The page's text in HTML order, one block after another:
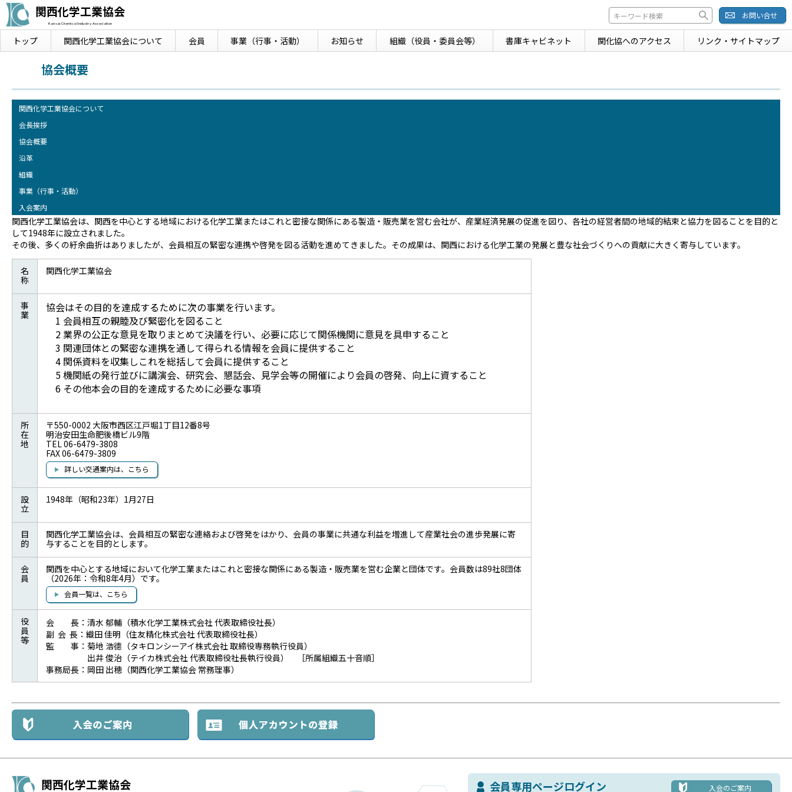
関西化学工業協会
Kansai Chemical Industry Association
トップ 関西化学工業協会について 会員 事業 （行事・活動） お知らせ 組織（役員・委員会等） 書庫キャビネット 関化協へのアクセス リンク・ サイトマップ
お問い合せ
協会概要
関西化学工業協会について
会長挨拶
協会概要
沿革
組織
事業（行事・活動）
入会案内
関西化学工業協会は、関西を中心とする地域における化学工業またはこれと密接な関係にある製造・販売業を営む会社が、産業経済発展の促進を図り、各社の経営者間の地域的結束と協力を図ることを目的と
して1948年に設立されました。
その後、多くの紆余曲折はありましたが、会員相互の緊密な連携や啓発を図る活動を進めてきました。その成果は、関西における化学工業の発展と豊な社会づくりへの貢献に大きく寄与しています。
名
称
関西化学工業協会
事
業
協会はその目的を達成するために次の事業を行います。
1 会員相互の親睦及び緊密化を図ること
2 業界の公正な意見を取りまとめて決議を行い、必要に応じて関係機関に意見を具申すること
3 関連団体との緊密な連携を通して得られる情報を会員に提供すること
4 関係資料を収集しこれを総括して会員に提供すること
5 機関紙の発行並びに講演会、研究会、懇話会、見学会等の開催により会員の啓発、向上に資すること
6 その他本会の目的を達成するために必要な事項
所
在
地
〒550-0002 大阪市西区江戸堀1丁目12番8号
明治安田生命肥後橋ビル9階
TEL 06-6479-3808
FAX 06-6479-3809
詳しい交通案内は、こちら
設
立
1948年（昭和23年）1月27日
目
的
関西化学工業協会は、会員相互の緊密な連絡および啓発をはかり、会員の事業に共通な利益を増進して産業社会の進歩発展に寄
与することを目的とします。
会
員
関西を中心とする地域において化学工業またはこれと密接な関係にある製造・販売業を営む企業と団体です。会員数は89社8団体
（2026年：令和8年4月）です。
会員一覧は、こちら
役
員
等
会 長：清水 郁輔（積水化学工業株式会社 代表取締役社長）
副 会 長：織田 佳明（住友精化株式会社 代表取締役社長）
監 事：菊地 浩德（タキロンシーアイ株式会社 取締役専務執行役員）
出井 俊治（テイカ株式会社 代表取締役社長執行役員） ［所属組織五十音順］
事務局長：岡田 出穂（関西化学工業協会 常務理事）
関西化学工業協会 会員専用ページログイン 入会のご案内